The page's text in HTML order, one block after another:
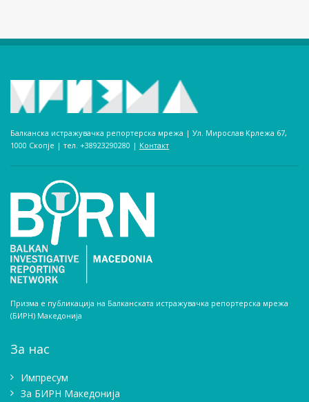
Балканска истражувачка репортерска мрежа | Ул. Мирослав Крлежа 67,
1000 Скопје | тел. +38923290280­ | Контакт
Призма е публикација на Балканската истражувачка репортерска мрежа
(БИРН) Македонија
За нас
Импресум
Зa БИРН Македонија